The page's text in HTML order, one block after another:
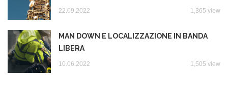
22.09.2022 1,365 view
MAN DOWN E LOCALIZZAZIONE IN BANDA
LIBERA
10.06.2022 1,505 view